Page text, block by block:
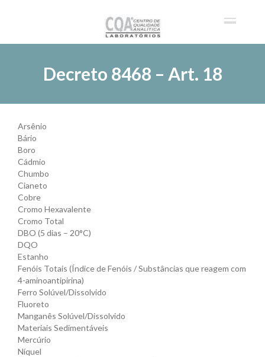
Decreto 8468 – Art. 18
Arsênio
Bário
Boro
Cádmio
Chumbo
Cianeto
Cobre
Cromo Hexavalente
Cromo Total
DBO (5 dias – 20°C)
DQO
Estanho
Fenóis Totais (Índice de Fenóis / Substâncias que reagem com
4-aminoantipirina)
Ferro Solúvel/Dissolvido
Fluoreto
Manganês Solúvel/Dissolvido
Materiais Sedimentáveis
Mercúrio
Níquel